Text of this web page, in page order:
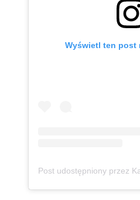
Wyświetl ten post